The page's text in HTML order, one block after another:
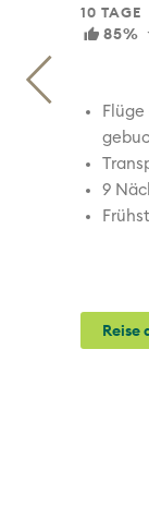
10 TAGE
85%
9
Reise